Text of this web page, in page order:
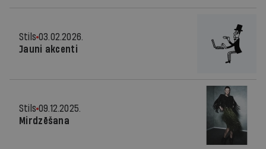
Stils 03.02.2026.
Jauni akcenti
Stils 09.12.2025.
Mirdzēšana